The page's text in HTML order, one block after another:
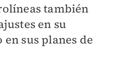
también
en su
en sus planes de